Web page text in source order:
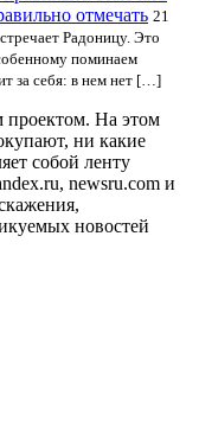
отмечать 21
Радоницу. Это
поминаем
за себя: в нем нет […]
проектом. На этом
ни какие
собой ленту
newsru.com и
новостей